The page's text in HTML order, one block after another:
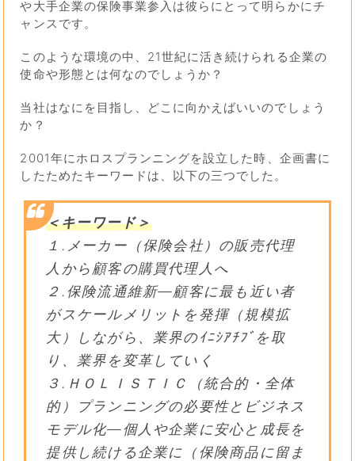
や大手企業の保険事業参入は彼らにとって明らかにチ
ャンスです。
このような環境の中、21世紀に活き続けられる企業の
使命や形態とは何なのでしょうか？
当社はなにを目指し、どこに向かえばいいのでしょう
か？
2001年にホロスプランニングを設立した時、企画書に
したためたキーワードは、以下の三つでした。
＜キーワード＞
１.メーカー（保険会社）の販売代理
人から顧客の購買代理人へ
２.保険流通維新―顧客に最も近い者
がスケールメリットを発揮（規模拡
大）しながら、業界のｲﾆｼｱﾁﾌﾞを取
り、業界を変革していく
３.ＨＯＬＩＳＴＩＣ（統合的・全体
的）プランニングの必要性とビジネス
モデル化―個人や企業に安心と成長を
提供し続ける企業に（保険商品に留ま